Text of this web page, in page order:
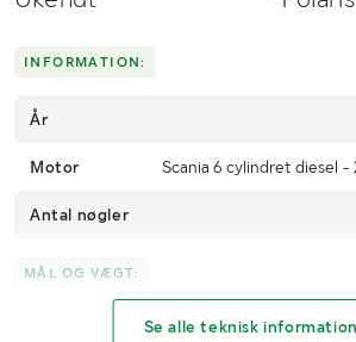
INFORMATION:
År
Motor Scania 6 cylindret diesel -
Antal nøgler
MÅL OG VÆGT:
Ukendt -
Se alle teknisk information